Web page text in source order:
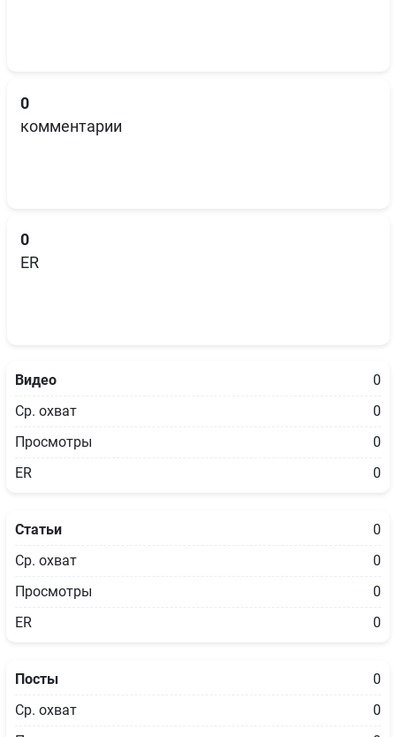
0
комментарии
0
ER
Видео
0
Ср. охват
0
Просмотры
0
ER
0
Статьи
0
Ср. охват
0
Просмотры
0
ER
0
Посты
0
Ср. охват
0